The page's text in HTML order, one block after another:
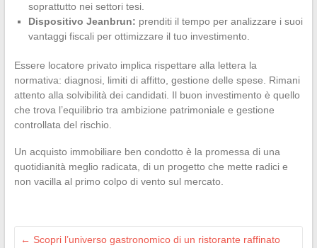
soprattutto nei settori tesi.
Dispositivo Jeanbrun: prenditi il tempo per analizzare i suoi
vantaggi fiscali per ottimizzare il tuo investimento.
Essere locatore privato implica rispettare alla lettera la
normativa: diagnosi, limiti di affitto, gestione delle spese. Rimani
attento alla solvibilità dei candidati. Il buon investimento è quello
che trova l’equilibrio tra ambizione patrimoniale e gestione
controllata del rischio.
Un acquisto immobiliare ben condotto è la promessa di una
quotidianità meglio radicata, di un progetto che mette radici e
non vacilla al primo colpo di vento sul mercato.
← Scopri l’universo gastronomico di un ristorante raffinato